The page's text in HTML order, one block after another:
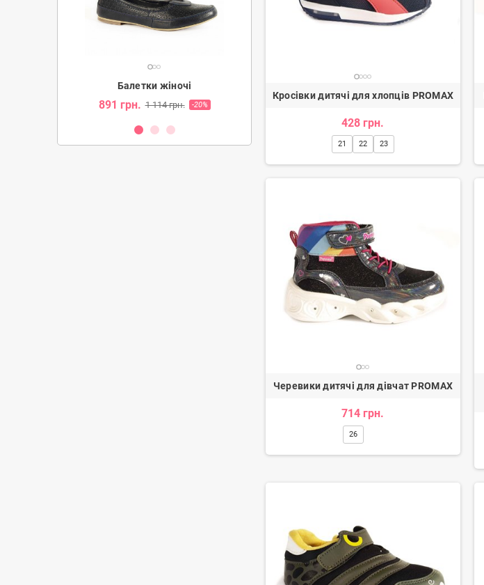
Балетки жіночі
891 грн. 1 114 грн. -20% 891 грн.
Кросівки дитячі для хлопців PROMAX
428 грн.
21 22 23
Черевики дитячі для дівчат PROMAX
714 грн.
26